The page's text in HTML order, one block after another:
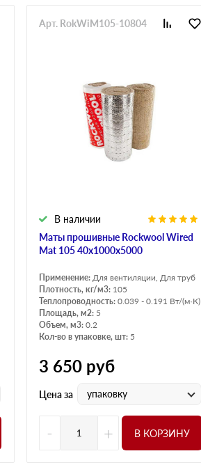
Маты прошивные Rockwool Wired
Mat 105 40х1000х5000
В наличии
Арт. RokWiM105-10804
Применение: Для вентиляции, Для труб
Плотность, кг/м3: 105
Теплопроводность: 0.039 - 0.191 Вт/(м·К)
Площадь, м2: 5
Объем, м3: 0.2
Кол-во в упаковке, шт: 5
3 650 руб
Цена за упаковку
- + В КОРЗИНУ